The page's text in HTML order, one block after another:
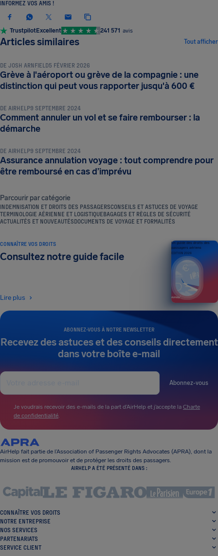
INFORMEZ VOS AMIS !
TrustpilotExcellent 241 571 avis
Articles similaires Tout afficher
INDEMNISATION ET DROITS DES PASSAGERS
DE JOSH ARNFIELD5 FÉVRIER 2026
Grève à l'aéroport ou grève de la compagnie : une
distinction qui peut vous rapporter jusqu'à 600 €
INDEMNISATION ET DROITS DES PASSAGERS
DE AIRHELP9 SEPTEMBRE 2024
Comment annuler un vol et se faire rembourser : la
démarche
INDEMNISATION ET DROITS DES PASSAGERS
DE AIRHELP9 SEPTEMBRE 2024
Assurance annulation voyage : tout comprendre pour
être remboursé en cas d’imprévu
Parcourir par catégorie
INDEMNISATION ET DROITS DES PASSAGERSCONSEILS ET ASTUCES DE VOYAGE
TERMINOLOGIE AÉRIENNE ET LOGISTIQUEBAGAGES ET RÈGLES DE SÉCURITÉ
ACTUALITÉS ET NOUVEAUTÉSDOCUMENTS DE VOYAGE ET FORMALITÉS
ABONNEZ-VOUS À NOTRE NEWSLETTER
Recevez des astuces et des conseils directement
dans votre boîte e-mail
Abonnez-vous
Je voudrais recevoir des e-mails de la part d’AirHelp et j’accepte la Charte
de confidentialité.
CONNAÎTRE VOS DROITS
Consultez notre guide facile
Lire plus
Un guide des droits des
passagers aériens
ÉDITION 2026
AirHelp fait partie de l’Association of Passenger Rights Advocates (APRA), dont la
mission est de promouvoir et de protéger les droits des passagers.
AIRHELP A ÉTÉ PRÉSENTÉ DANS :
CONNAÎTRE VOS DROITS
NOTRE ENTREPRISE
NOS SERVICES
PARTENARIATS
SERVICE CLIENT